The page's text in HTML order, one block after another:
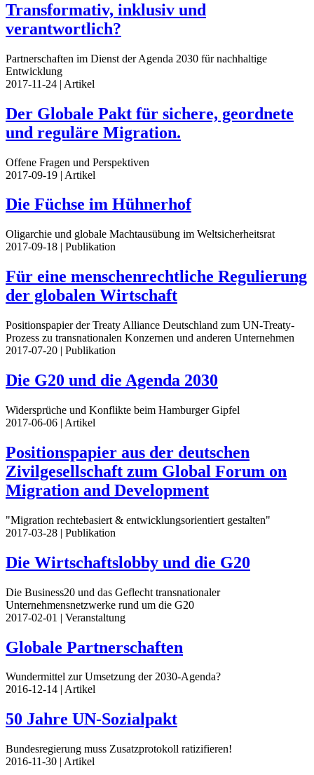
Transformativ, inklusiv und
verantwortlich?
Partnerschaften im Dienst der Agenda 2030 für nachhaltige
Entwicklung
2017-11-24 | Artikel
Der Globale Pakt für sichere, geordnete
und reguläre Migration.
Offene Fragen und Perspektiven
2017-09-19 | Artikel
Die Füchse im Hühnerhof
Oligarchie und globale Machtausübung im Weltsicherheitsrat
2017-09-18 | Publikation
Für eine menschenrechtliche Regulierung
der globalen Wirtschaft
Positionspapier der Treaty Alliance Deutschland zum UN-Treaty-
Prozess zu transnationalen Konzernen und anderen Unternehmen
2017-07-20 | Publikation
Die G20 und die Agenda 2030
Widersprüche und Konflikte beim Hamburger Gipfel
2017-06-06 | Artikel
Positionspapier aus der deutschen
Zivilgesellschaft zum Global Forum on
Migration and Development
"Migration rechtebasiert & entwicklungsorientiert gestalten"
2017-03-28 | Publikation
Die Wirtschaftslobby und die G20
Die Business20 und das Geflecht transnationaler
Unternehmensnetzwerke rund um die G20
2017-02-01 | Veranstaltung
Globale Partnerschaften
Wundermittel zur Umsetzung der 2030-Agenda?
2016-12-14 | Artikel
50 Jahre UN-Sozialpakt
Bundesregierung muss Zusatzprotokoll ratizifieren!
2016-11-30 | Artikel